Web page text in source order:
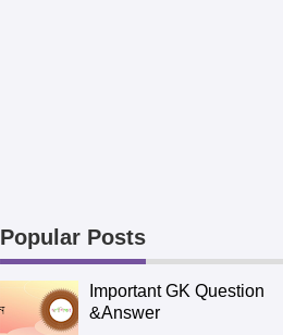
Popular Posts
Important GK Question
&Answer